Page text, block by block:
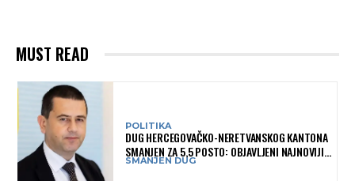
MUST READ
POLITIKA
DUG HERCEGOVAČKO-NERETVANSKOG KANTONA
SMANJEN ZA 5,5 POSTO: OBJAVLJENI NAJNOVIJI
PODACI MINISTARSTVA FINANSIJA
SMANJEN DUG